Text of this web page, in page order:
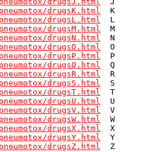
drugsK.html
drugsL.html
drugsM.html
drugsN.html
drugsO.html
drugsP.html
drugsQ.html
drugsR.html
drugsS.html
drugsT.html
drugsU.html
drugsV.html
drugsW.html
drugsX.html
drugsY.html
drugsZ.html
  Z